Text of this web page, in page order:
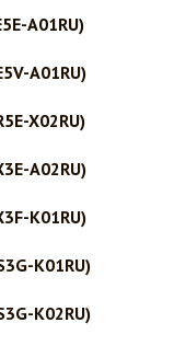
A01RU)
A01RU)
X02RU)
A02RU)
K01RU)
K01RU)
K02RU)